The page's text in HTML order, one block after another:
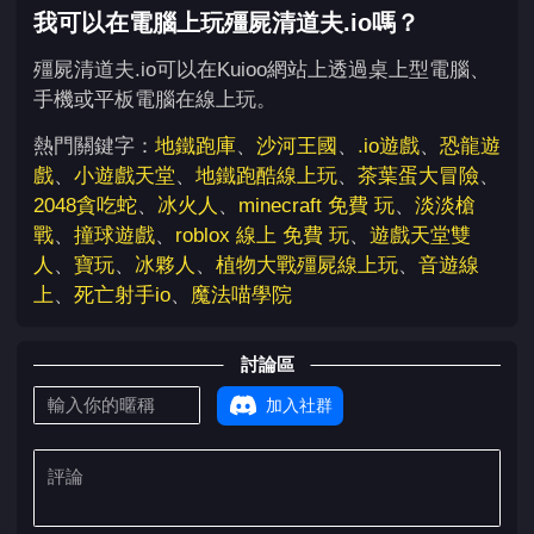
我可以在電腦上玩殭屍清道夫.io嗎？
殭屍清道夫.io可以在Kuioo網站上透過桌上型電腦、
手機或平板電腦在線上玩。
熱門關鍵字： 地鐵跑庫、 沙河王國 、 .io遊戲、 恐龍遊
戲、 小遊戲天堂、 地鐵跑酷線上玩、 茶葉蛋大冒險、
2048貪吃蛇、 冰火人 、 minecraft 免費 玩、 淡淡槍
戰、 撞球遊戲、 roblox 線上 免費 玩、 遊戲天堂雙
人 、 寶玩、 冰夥人 、 植物大戰殭屍線上玩、 音遊線
上、 死亡射手io、 魔法喵學院
討論區
加入社群